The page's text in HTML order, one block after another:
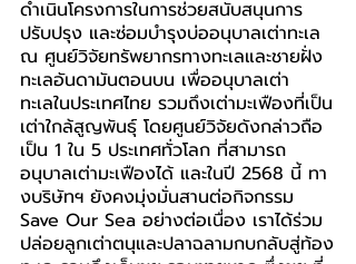
ดำเนินโครงการในการช่วยสนับสนุนการ
ปรับปรุง และซ่อมบำรุงบ่ออนุบาลเต่าทะเล
ณ ศูนย์วิจัยทรัพยากรทางทะเลและชายฝั่ง
ทะเลอันดามันตอนบน เพื่ออนุบาลเต่า
ทะเลในประเทศไทย รวมถึงเต่ามะเฟืองที่เป็น
เต่าใกล้สูญพันธุ์ โดยศูนย์วิจัยดังกล่าวถือ
เป็น 1 ใน 5 ประเทศทั่วโลก ที่สามารถ
อนุบาลเต่ามะเฟืองได้ และในปี 2568 นี้ ทา
งบริษัทฯ ยังคงมุ่งมั่นสานต่อกิจกรรม
Save Our Sea อย่างต่อเนื่อง เราได้ร่วม
ปล่อยลูกเต่าตนุและปลาฉลามกบกลับสู่ท้อง